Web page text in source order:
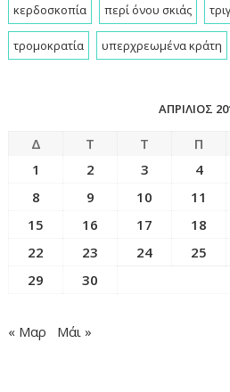
κερδοσκοπία περί όνου σκιάς
τρομοκρατία υπερχρεωμένα κράτη
ΑΠΡΊΛΙΟΣ
Δ Τ Τ Π
1
2 3 4
8
9 10 11
15
16 17 18
22
23 24 25
29
30
« Μαρ Μάι »